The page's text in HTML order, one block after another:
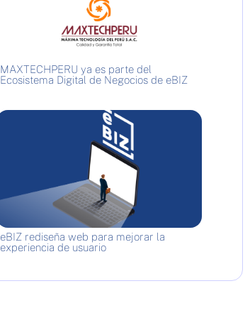
MAXTECHPERU ya es parte del
Ecosistema Digital de Negocios de eBIZ
eBIZ rediseña web para mejorar la
experiencia de usuario